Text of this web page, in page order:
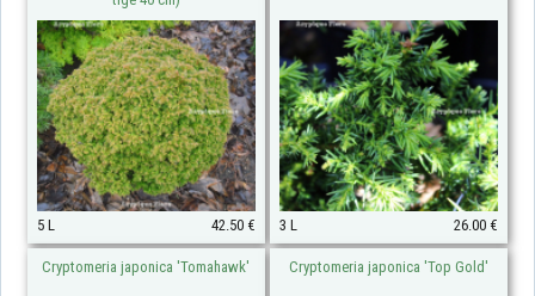
5 L 42.50 € 3 L 26.00 €
Cryptomeria japonica 'Tomahawk' Cryptomeria japonica 'Top Gold'